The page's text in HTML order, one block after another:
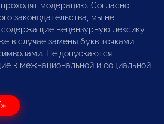
модерацию. Согласно
законодательства, мы не
нецензурную лексику
в случае замены букв точками,
Не допускаются
к межнациональной и социальной